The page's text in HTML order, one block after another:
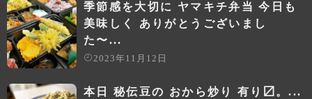
季節感を大切に ヤマキチ弁当 今日も
美味しく ありがとうございまし
た〜...
2023年11月12日
本日 秘伝豆の おから炒り 有り〼。...